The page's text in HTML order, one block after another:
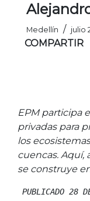
Medellín / julio
COMPARTIR
EPM participa
privadas para
los
cuencas. Aquí,
se construye
PUBLICADO 28